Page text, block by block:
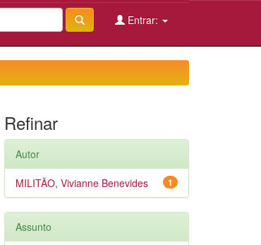
Entrar:
Refinar
Autor
1
MILITÃO, Vivianne Benevides
Assunto